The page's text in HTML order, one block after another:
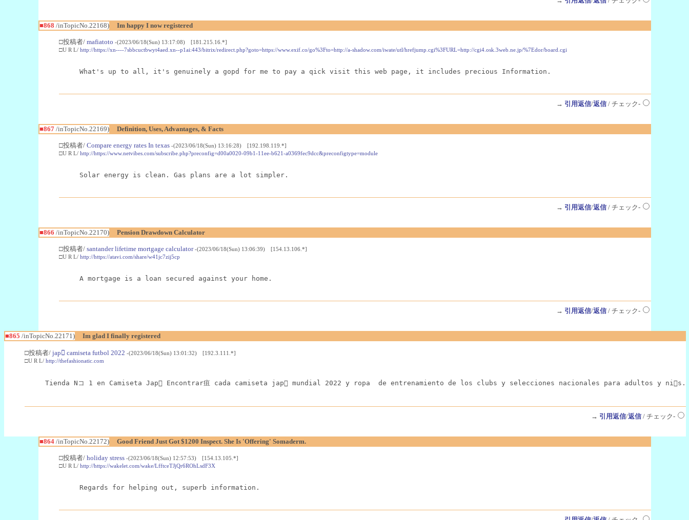
■868 /inTopicNo.22168) Im happy I now registered
□投稿者/ mafiatoto -(2023/06/18(Sun) 13:17:08) [181.215.16.*]
□U R L/ http://https://xn----7sbbcuctbwyt4aed.xn--p1ai:443/bitrix/redirect.php?goto=https://www.exif.co/go%3Fto=http://a-shadow.com/iwate/utl/hrefjump.cgi%3FURL=http://cgi4.osk.3web.ne.jp/%7Edor/board.cgi
What's up to all, it's genuinely a gopd for me to pay a qick visit this web page, it includes precious Information.
→ 引用返信/返信/ チェック-
■867/inTopicNo.22169) Definition, Uses, Advantages, & Facts
□投稿者/ Compare energy rates In texas -(2023/06/18(Sun) 13:16:28) [192.198.119.*]
□U R L/ http://https://www.netvibes.com/subscribe.php?preconfig=d00a0020-09b1-11ee-b621-a0369fec9dcc&preconfigtype=module
Solar energy is clean. Gas plans are a lot simpler.
→ 引用返信/返信/ チェック-
■866 /inTopicNo.22170) Pension Drawdown Calculator
□投稿者/ santander lifetime mortgage calculator -(2023/06/18(Sun) 13:06:39) [154.13.106.*]
□U R L/ http://https://atavi.com/share/w41jc7zij5cp
A mortgage is a loan secured against your home.
→ 引用返信/返信/ チェック-
■865 /inTopicNo.22171) Im glad I finally registered
□投稿者/ jap camiseta futbol 2022 -(2023/06/18(Sun) 13:01:32) [192.3.111.*]
□U R L/ http://thefashionatic.com
Tienda Nコ 1 en Camiseta Jap Encontrar疽 cada camiseta jap mundial 2022 y ropa  de entrenamiento de los clubs y selecciones nacionales para adultos y nis.
→ 引用返信/返信 / チェック-
■864/inTopicNo.22172) Good Friend Just Got $1200 Inspect. She Is 'Offering' Somaderm.
□投稿者/ holiday stress -(2023/06/18(Sun) 12:57:53) [154.13.105.*]
□U R L/ http://https://wakelet.com/wake/LfftceTJjQr6ROhLsdF3X
Regards for helping out, superb information.